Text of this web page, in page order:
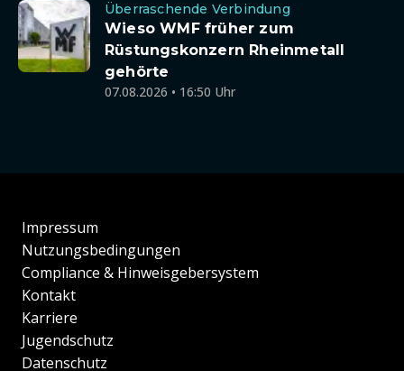
Überraschende Verbindung
Wieso WMF früher zum
Rüstungskonzern Rheinmetall
gehörte
07.08.2026 • 16:50 Uhr
Impressum
Nutzungsbedingungen
Compliance & Hinweisgebersystem
Kontakt
Karriere
Jugendschutz
Datenschutz